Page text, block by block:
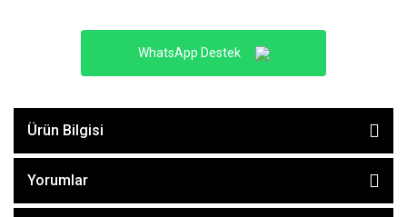
WhatsApp Destek
Ürün Bilgisi
Yorumlar